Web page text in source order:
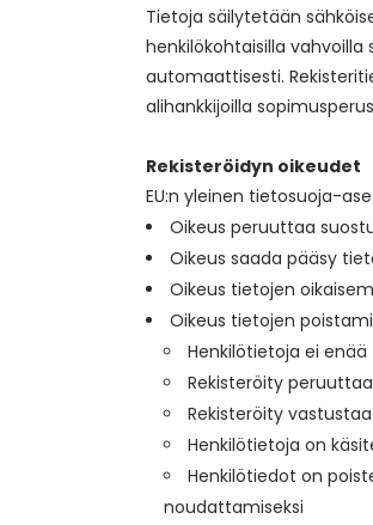
Tietoja säilytetään
henkilökohtaisilla
automaattisesti.
alihankkijoilla
Rekisteröidyn oikeudet
EU:n yleinen tietosuoja-
Oikeus peruuttaa
Oikeus saada pääsy
Oikeus tietojen
Oikeus tietojen
Henkilötietoja ei
Rekisteröity
Rekisteröity
Henkilötietoja on
Henkilötiedot on
noudattamiseksi